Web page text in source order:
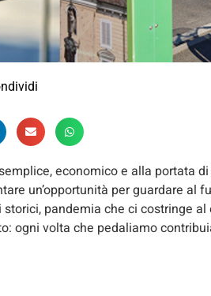
economico e alla portata
un’opportunità per guardare al
pandemia che ci costringe
ogni volta che pedaliamo